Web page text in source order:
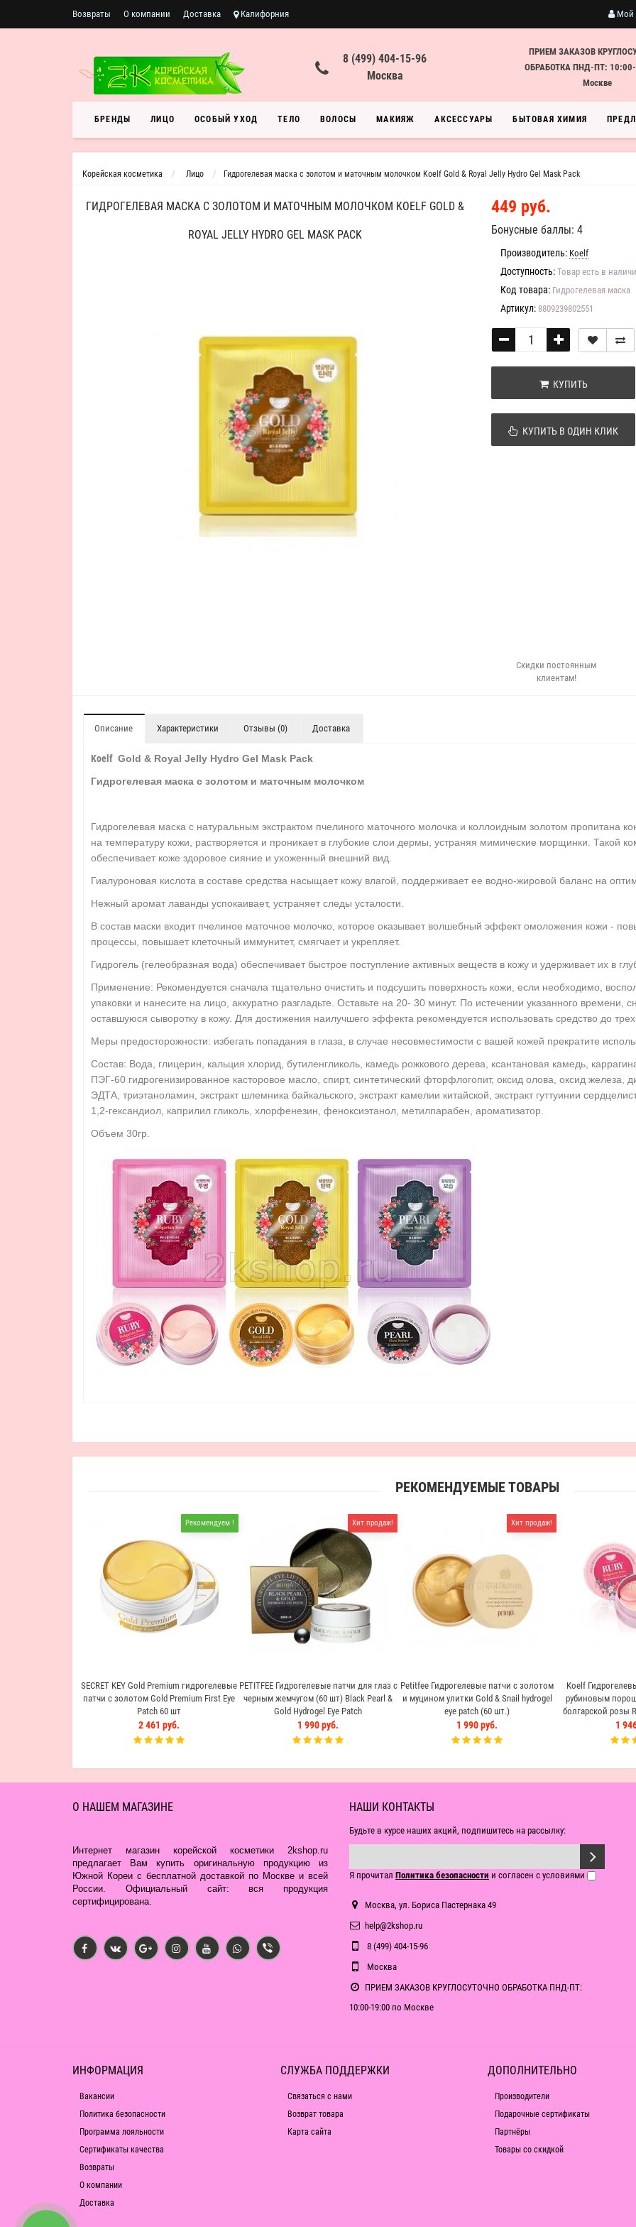
Возвраты О компании Доставка Калифорния Мой
8 (499) 404-15-96
Москва
ПРИЕМ ЗАКАЗОВ
ОБРАБОТКА ПНД-ПТ:
Москве
БРЕНДЫ ЛИЦО ОСОБЫЙ УХОД ТЕЛО ВОЛОСЫ МАКИЯЖ АКСЕССУАРЫ БЫТОВАЯ ХИМИЯ
Корейская косметика Лицо Гидрогелевая маска с золотом и маточным молочком Koelf Gold & Royal Jelly Hydro Gel Mask Pack
ГИДРОГЕЛЕВАЯ МАСКА С ЗОЛОТОМ И МАТОЧНЫМ МОЛОЧКОМ KOELF GOLD &
ROYAL JELLY HYDRO GEL MASK PACK
449 руб.
Бонусные баллы: 4
Производитель: Koelf
Доступность: Товар есть в
Код товара: Гидрогелевая маска
Артикул: 8809239802551
КУПИТЬ
КУПИТЬ В ОДИН КЛИК
Скидки постоянным
клиентам!
Описание Характеристики Отзывы (0) Доставка
Koelf Gold & Royal Jelly Hydro Gel Mask Pack
Гидрогелевая маска с золотом и маточным молочком
Гидрогелевая маска с натуральным экстрактом пчелиного маточного молочка и коллоидным золотом пропитана
на температуру кожи, растворяется и проникает в глубокие слои дермы, устраняя мимические морщинки. Такой
обеспечивает коже здоровое сияние и ухоженный внешний вид.
Гиалуроновая кислота в составе средства насыщает кожу влагой, поддерживает ее водно-жировой баланс на
Нежный аромат лаванды успокаивает, устраняет следы усталости.
В состав маски входит пчелиное маточное молочко, которое оказывает волшебный эффект омоложения кожи -
процессы, повышает клеточный иммунитет, смягчает и укрепляет.
Гидрогель (гелеобразная вода) обеспечивает быстрое поступление активных веществ в кожу и удерживает их в
Применение: Рекомендуется сначала тщательно очистить и подсушить поверхность кожи, если необходимо,
упаковки и нанесите на лицо, аккуратно разгладьте. Оставьте на 20- 30 минут. По истечении указанного времени,
оставшуюся сыворотку в кожу. Для достижения наилучшего эффекта рекомендуется использовать средство до
Меры предосторожности: избегать попадания в глаза, в случае несовместимости с вашей кожей прекратите
Состав: Вода, глицерин, кальция хлорид, бутиленгликоль, камедь рожкового дерева, ксантановая камедь,
ПЭГ-60 гидрогенизированное касторовое масло, спирт, синтетический фторфлогопит, оксид олова, оксид железа,
ЭДТА, триэтаноламин, экстракт шлемника байкальского, экстракт камелии китайской, экстракт гуттуинии
1,2-гександиол, каприлил гликоль, хлорфенезин, феноксиэтанол, метилпарабен, ароматизатор.
Объем 30гр.
РЕКОМЕНДУЕМЫЕ ТОВАРЫ
Рекомендуем !
SECRET KEY Gold Premium гидрогелевые
патчи с золотом Gold Premium First Eye
Patch 60 шт
2 461 руб.
Хит продаж!
PETITFEE Гидрогелевые патчи для глаз с
черным жемчугом (60 шт) Black Pearl &
Gold Hydrogel Eye Patch
1 990 руб.
Хит продаж!
Petitfee Гидрогелевые патчи с золотом
и муцином улитки Gold & Snail hydrogel
eye patch (60 шт.)
1 990 руб.
Koelf
рубиновым
болгарской розы
eye
1
О НАШЕМ МАГАЗИНЕ
Интернет магазин корейской косметики 2kshop.ru
предлагает Вам купить оригинальную продукцию из
Южной Кореи с бесплатной доставкой по Москве и всей
России. Официальный сайт: вся продукция
сертифицирована.
НАШИ КОНТАКТЫ
Будьте в курсе наших акций, подпишитесь на рассылку:
Я прочитал Политика безопасности и согласен с условиями
Москва, ул. Бориса Пастернака 49
help@2kshop.ru
8 (499) 404-15-96
Москва
ПРИЕМ ЗАКАЗОВ КРУГЛОСУТОЧНО ОБРАБОТКА ПНД-ПТ:
10:00-19:00 по Москве
ИНФОРМАЦИЯ
Вакансии
Политика безопасности
Программа лояльности
Сертификаты качества
Возвраты
О компании
Доставка
СЛУЖБА ПОДДЕРЖКИ
Связаться с нами
Возврат товара
Карта сайта
ДОПОЛНИТЕЛЬНО
Производители
Подарочные сертификаты
Партнёры
Товары со скидкой